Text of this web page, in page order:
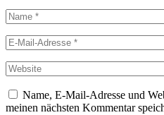
Name, E-Mail-Adresse und
meinen nächsten Kommentar